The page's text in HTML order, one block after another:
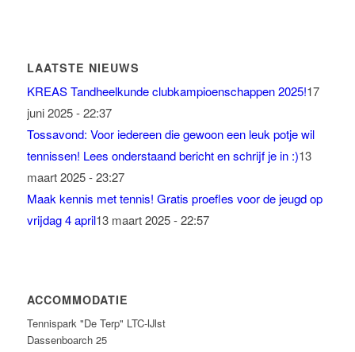
LAATSTE NIEUWS
KREAS Tandheelkunde clubkampioenschappen 2025!17
juni 2025 - 22:37
Tossavond: Voor iedereen die gewoon een leuk potje wil
tennissen! Lees onderstaand bericht en schrijf je in :)13
maart 2025 - 23:27
Maak kennis met tennis! Gratis proefles voor de jeugd op
vrijdag 4 april13 maart 2025 - 22:57
ACCOMMODATIE
Tennispark "De Terp" LTC-IJlst
Dassenboarch 25